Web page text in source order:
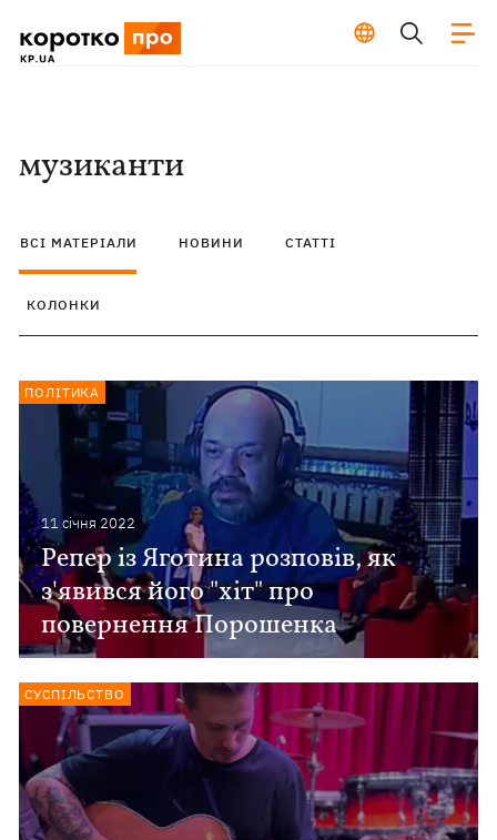
музиканти
ВСІ МАТЕРІАЛИ НОВИНИ СТАТТІ
КОЛОНКИ
11 сiчня 2022
Репер із Яготина розповів, як
з'явився його "хіт" про
повернення Порошенка
ПОЛІТИКА
СУСПІЛЬСТВО